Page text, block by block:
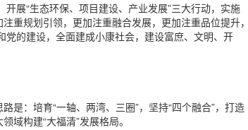
展“生态环保、项目建设、产业发展”三大行动，实施
重规划引领，更加注重融合发展，更加注重品位提升，
的建设，全面建成小康社会，建设富庶、文明、开
是：培育“一轴、两湾、三圈”，坚持“四个融合”，打造
域构建“大福清”发展格局。